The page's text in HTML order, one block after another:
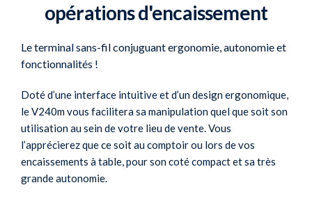
opérations d'encaissement
Le terminal sans-fil conjuguant ergonomie, autonomie et
fonctionnalités !
Doté d’une interface intuitive et d’un design ergonomique,
le V240m vous facilitera sa manipulation quel que soit son
utilisation au sein de votre lieu de vente. Vous
l’apprécierez que ce soit au comptoir ou lors de vos
encaissements à table, pour son coté compact et sa très
grande autonomie.